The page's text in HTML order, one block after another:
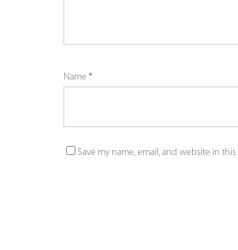
Name *
Save my name, email, and website in